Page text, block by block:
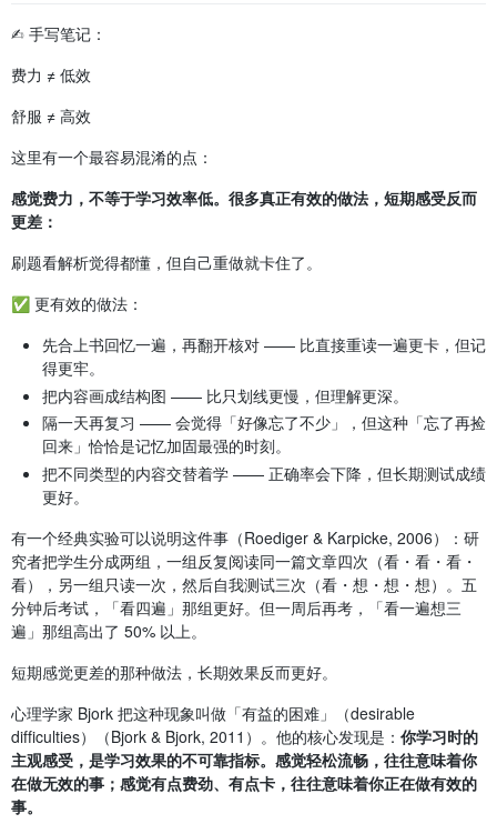
✍️ 手写笔记：
费力 ≠ 低效
舒服 ≠ 高效
这里有一个最容易混淆的点：
感觉费力，不等于学习效率低。很多真正有效的做法，短期感受反而
更差：
刷题看解析觉得都懂，但自己重做就卡住了。
✅ 更有效的做法：
先合上书回忆一遍，再翻开核对 —— 比直接重读一遍更卡，但记
得更牢。
把内容画成结构图 —— 比只划线更慢，但理解更深。
隔一天再复习 —— 会觉得「好像忘了不少」，但这种「忘了再捡
回来」恰恰是记忆加固最强的时刻。
把不同类型的内容交替着学 —— 正确率会下降，但长期测试成绩
更好。
有一个经典实验可以说明这件事（Roediger & Karpicke, 2006）：研
究者把学生分成两组，一组反复阅读同一篇文章四次（看・看・看・
看），另一组只读一次，然后自我测试三次（看・想・想・想）。五
分钟后考试，「看四遍」那组更好。但一周后再考，「看一遍想三
遍」那组高出了 50% 以上。
短期感觉更差的那种做法，长期效果反而更好。
心理学家 Bjork 把这种现象叫做「有益的困难」（desirable
difficulties）（Bjork & Bjork, 2011）。他的核心发现是： 你学习时的
主观感受，是学习效果的不可靠指标。感觉轻松流畅，往往意味着你
在做无效的事；感觉有点费劲、有点卡，往往意味着你正在做有效的
事。